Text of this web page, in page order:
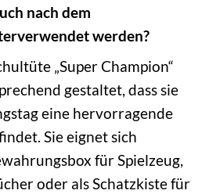
nach dem
werden?
„Super Champion“
gestaltet, dass sie
eine hervorragende
Sie eignet sich
für Spielzeug,
oder als Schatzkiste für